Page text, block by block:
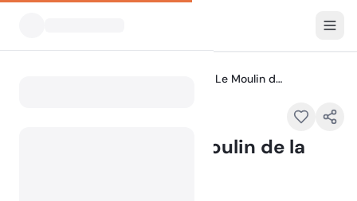
Hôtel & Camper Le Moulin de la Brevette
Hôtel & Camper Le Moulin de la